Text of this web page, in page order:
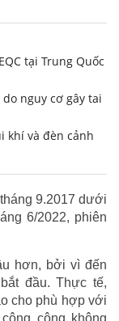
tại Trung Quốc
nguy cơ gây tai
khí và đèn cảnh
9.2017 dưới
6/2022, phiên
hơn, bởi vì đến
đầu. Thực tế,
cho phù hợp với
cộng không